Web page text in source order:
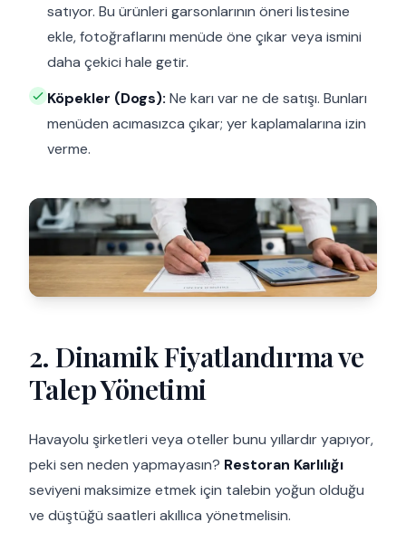
satıyor. Bu ürünleri garsonlarının öneri listesine
ekle, fotoğraflarını menüde öne çıkar veya ismini
daha çekici hale getir.
Köpekler (Dogs): Ne karı var ne de satışı. Bunları
menüden acımasızca çıkar; yer kaplamalarına izin
verme.
2. Dinamik Fiyatlandırma ve
Talep Yönetimi
Havayolu şirketleri veya oteller bunu yıllardır yapıyor,
peki sen neden yapmayasın? Restoran Karlılığı
seviyeni maksimize etmek için talebin yoğun olduğu
ve düştüğü saatleri akıllıca yönetmelisin.